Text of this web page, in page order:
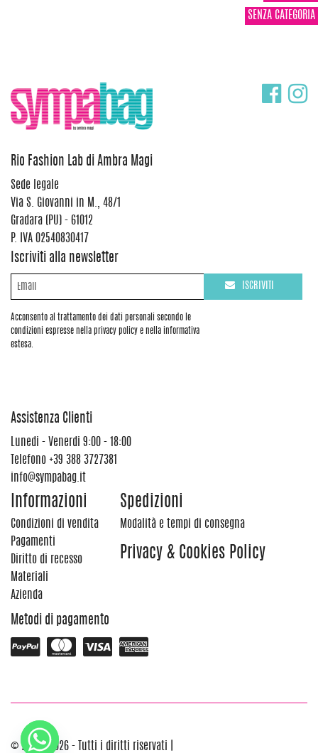
SENZA CATEGORIA
Rio Fashion Lab di Ambra Magi
Sede legale
Via S. Giovanni in M., 48/1
Gradara (PU) - 61012
P. IVA 02540830417
Iscriviti alla newsletter
Acconsento al trattamento dei dati personali secondo le
condizioni espresse nella privacy policy e nella informativa
estesa.
ISCRIVITI
Assistenza Clienti
Lunedi - Venerdi 9:00 - 18:00
Telefono +39 388 3727381
info@sympabag.it
Informazioni
Condizioni di vendita
Pagamenti
Diritto di recesso
Materiali
Azienda
Spedizioni
Modalità e tempi di consegna
Privacy & Cookies Policy
Metodi di pagamento
© 2012 - 2026 - Tutti i diritti riservati |